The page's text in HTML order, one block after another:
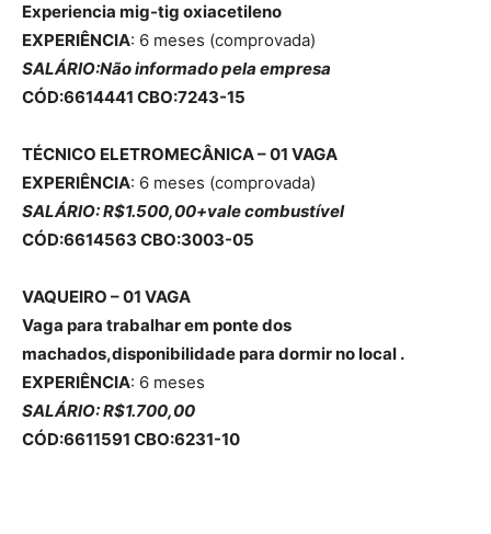
Experiencia mig-tig oxiacetileno
EXPERIÊNCIA: 6 meses (comprovada)
SALÁRIO:Não informado pela empresa
CÓD:6614441 CBO:7243-15
TÉCNICO ELETROMECÂNICA – 01 VAGA
EXPERIÊNCIA: 6 meses (comprovada)
SALÁRIO: R$1.500,00+vale combustível
CÓD:6614563 CBO:3003-05
VAQUEIRO – 01 VAGA
Vaga para trabalhar em ponte dos
machados,disponibilidade para dormir no local .
EXPERIÊNCIA: 6 meses
SALÁRIO: R$1.700,00
CÓD:6611591 CBO:6231-10